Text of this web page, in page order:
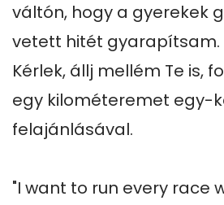
váltón, hogy a gyerekek
vetett hitét gyarapítsam.
Kérlek, állj mellém Te is,
egy kilométeremet egy-
felajánlásával.
"I want to run every race